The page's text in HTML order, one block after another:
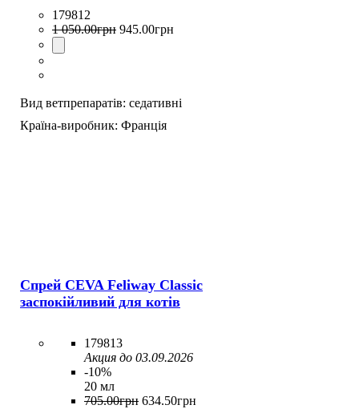
179812
1 050.00грн 945.00грн
Вид ветпрепаратів: седативні
Країна-виробник: Франція
Спрей CEVA Feliway Classic
заспокійливий для котів
179813
Акция до 03.09.2026
-10%
20 мл
705.00грн 634.50грн